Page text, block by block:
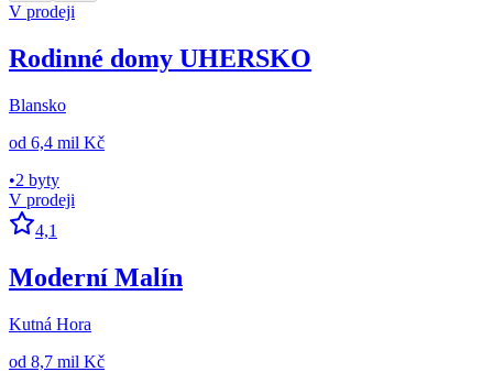
V prodeji
Rodinné domy UHERSKO
Blansko
od 6,4 mil Kč
•2 byty
V prodeji
4,1
Moderní Malín
Kutná Hora
od 8,7 mil Kč